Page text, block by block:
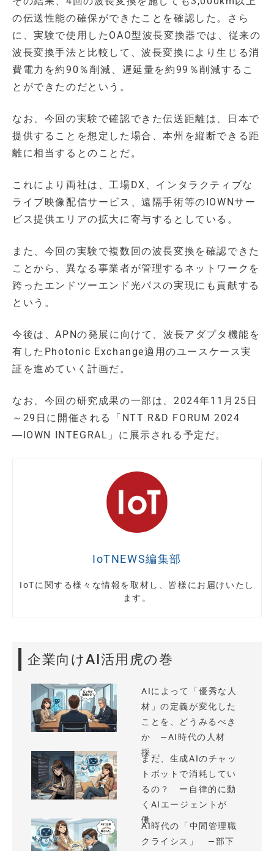
の伝送性能の確保ができたことを確認した。さら
に、実験で使用したOAO型波長変換器では、従来の
波長変換手法と比較して、波長変換により生じる消
費電力を約90％削減、遅延量を約99％削減するこ
とができたのだという。
なお、今回の実験で確認できた伝送距離は、日本で
提供することを想定した場合、本州を縦断できる距
離に相当するとのことだ。
これにより両社は、工場DX、インタラクティブな
ライブ映像配信サービス、遠隔手術等のIOWNサー
ビス提供エリアの拡大に寄与するとしている。
また、今回の実験で複数回の波長変換を確認できた
ことから、異なる事業者が管理するネットワークを
跨ったエンドツーエンド光パスの実現にも貢献する
という。
今後は、APNの発展に向けて、波長アダプタ機能を
有したPhotonic Exchange適用のユースケース実
証を進めていく計画だ。
なお、今回の研究成果の一部は、2024年11月25日
～29日に開催される「NTT R&D FORUM 2024
―IOWN INTEGRAL」に展示される予定だ。
IoTNEWS編集部
IoTに関する様々な情報を取材し、皆様にお届けいたし
ます。
企業向けAI活用虎の巻
AIによって「優秀な人
材」の定義が変化した
ことを、どうみるべき
か —AI時代の人材
採...
まだ、生成AIのチャッ
トボットで消耗してい
るの？ ー自律的に動
くAIエージェントが
働...
AI時代の「中間管理職
クライシス」 —部下